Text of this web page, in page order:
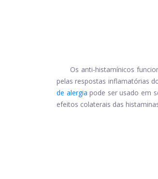
Os anti-histamínicos
pelas respostas inflamatórias
de alergia pode ser usado em
efeitos colaterais das